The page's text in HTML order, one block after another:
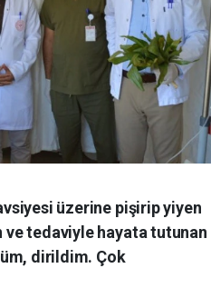
üzerine pişirip yiyen
ve tedaviyle hayata tutunan
dirildim. Çok